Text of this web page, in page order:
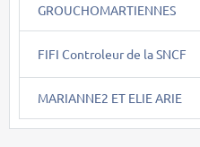
GROUCHOMARTIENNES
FIFI Controleur de la SNCF
MARIANNE2 ET ELIE ARIE